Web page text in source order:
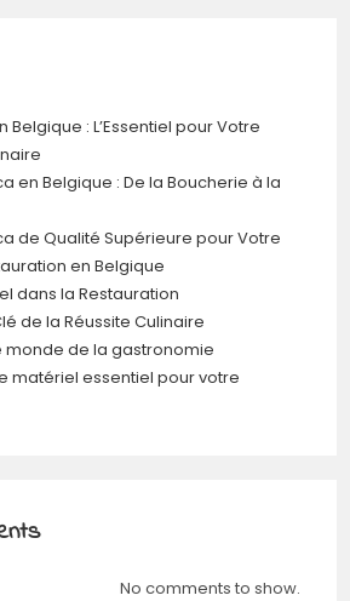
: L’Essentiel pour Votre
en Belgique : De la Boucherie à la
de Qualité Supérieure pour Votre
en Belgique
dans la Restauration
de la Réussite Culinaire
monde de la gastronomie
matériel essentiel pour votre
No comments to show.